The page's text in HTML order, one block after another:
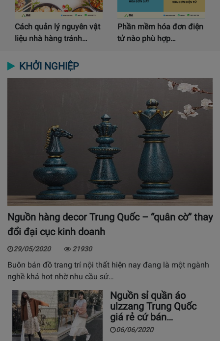
Cách quản lý nguyên vật
liệu nhà hàng tránh…
Phần mềm hóa đơn điện
tử nào phù hợp…
KHỞI NGHIỆP
Nguồn hàng decor Trung Quốc – “quân cờ” thay
đổi đại cục kinh doanh
29/05/2020 21930
Buôn bán đồ trang trí nội thất hiện nay đang là một ngành
nghề khá hot nhờ nhu cầu sử…
Nguồn sỉ quần áo
ulzzang Trung Quốc
giá rẻ cứ bán…
06/06/2020